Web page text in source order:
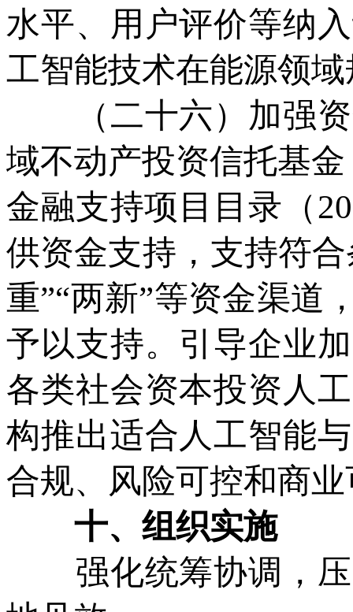
水平、用户评价等纳
工智能技术在能源领
（二十六）加强资
域不动产投资信托基
金融支持项目目录（
供资金支持，支持符
重”“两新”等资金渠道
予以支持。引导企业
各类社会资本投资人
构推出适合人工智能
合规、风险可控和商
十、组织实施
强化统筹协调，压